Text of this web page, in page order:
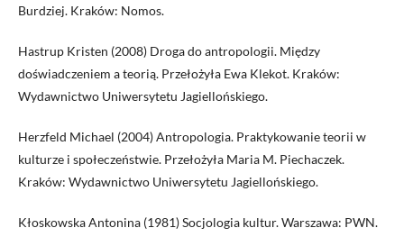
Burdziej. Kraków: Nomos.
Hastrup Kristen (2008) Droga do antropologii. Między
doświadczeniem a teorią. Przełożyła Ewa Klekot. Kraków:
Wydawnictwo Uniwersytetu Jagiellońskiego.
Herzfeld Michael (2004) Antropologia. Praktykowanie teorii w
kulturze i społeczeństwie. Przełożyła Maria M. Piechaczek.
Kraków: Wydawnictwo Uniwersytetu Jagiellońskiego.
Kłoskowska Antonina (1981) Socjologia kultur. Warszawa: PWN.